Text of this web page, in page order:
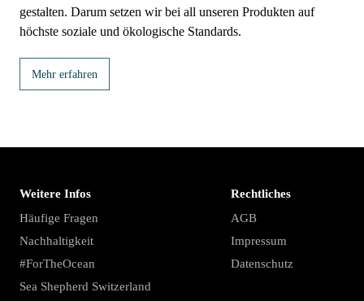
gestalten. Darum setzen wir bei all unseren Produkten auf
höchste soziale und ökologische Standards.
Mehr erfahren
Weitere Infos
Häufige Fragen
Nachhaltigkeit
#ForTheOcean
Sea Shepherd Switzerland
Rechtliches
AGB
Impressum
Datenschutz